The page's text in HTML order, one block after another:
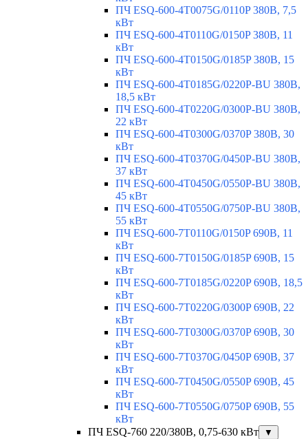
ПЧ ESQ-600-4T0075G/0110P 380В, 7,5
кВт
ПЧ ESQ-600-4T0110G/0150P 380В, 11
кВт
ПЧ ESQ-600-4T0150G/0185P 380В, 15
кВт
ПЧ ESQ-600-4T0185G/0220P-BU 380В,
18,5 кВт
ПЧ ESQ-600-4T0220G/0300P-BU 380В,
22 кВт
ПЧ ESQ-600-4T0300G/0370P 380В, 30
кВт
ПЧ ESQ-600-4T0370G/0450P-BU 380В,
37 кВт
ПЧ ESQ-600-4T0450G/0550P-BU 380В,
45 кВт
ПЧ ESQ-600-4T0550G/0750P-BU 380В,
55 кВт
ПЧ ESQ-600-7T0110G/0150P 690В, 11
кВт
ПЧ ESQ-600-7T0150G/0185P 690В, 15
кВт
ПЧ ESQ-600-7T0185G/0220P 690В, 18,5
кВт
ПЧ ESQ-600-7T0220G/0300P 690В, 22
кВт
ПЧ ESQ-600-7T0300G/0370P 690В, 30
кВт
ПЧ ESQ-600-7T0370G/0450P 690В, 37
кВт
ПЧ ESQ-600-7T0450G/0550P 690В, 45
кВт
ПЧ ESQ-600-7T0550G/0750P 690В, 55
кВт
ПЧ ESQ-760 220/380В, 0,75-630 кВт
▼